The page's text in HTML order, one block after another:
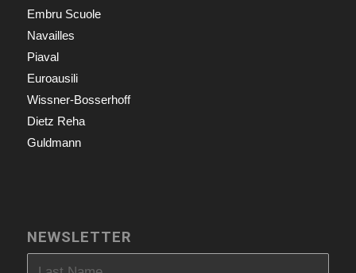
Embru Scuole
Navailles
Piaval
Euroausili
Wissner-Bosserhoff
Dietz Reha
Guldmann
NEWSLETTER